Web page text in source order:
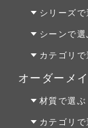
オー
パイ
チェ
シリーズで
シーンで選
リビ
ダイ
カテゴリで
テー
テー
オーダーメ
オー
オー
材質で選ぶ
オー
カテゴリで